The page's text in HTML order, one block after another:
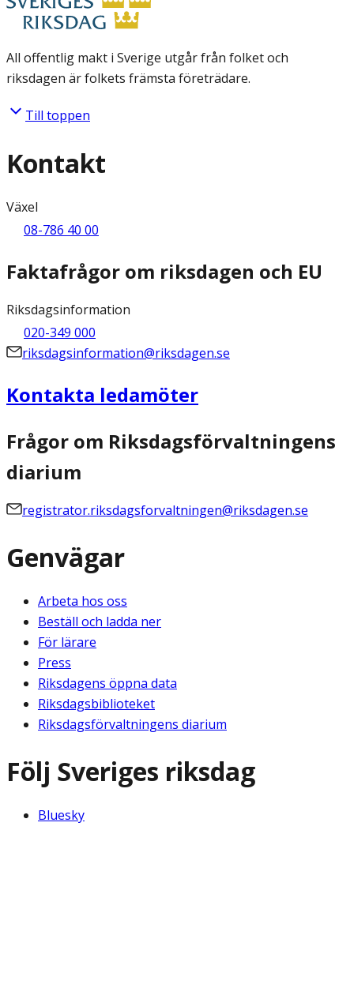
All offentlig makt i Sverige utgår från folket och
riksdagen är folkets främsta företrädare.
Till toppen
Kontakt
Växel
08-786 40 00
Faktafrågor om riksdagen och EU
Riksdagsinformation
020-349 000
riksdagsinformation@riksdagen.se
Kontakta ledamöter
Frågor om Riksdagsförvaltningens
diarium
registrator.riksdagsforvaltningen@riksdagen.se
Genvägar
Arbeta hos oss
Beställ och ladda ner
För lärare
Press
Riksdagens öppna data
Riksdagsbiblioteket
Riksdagsförvaltningens diarium
Följ Sveriges riksdag
Bluesky